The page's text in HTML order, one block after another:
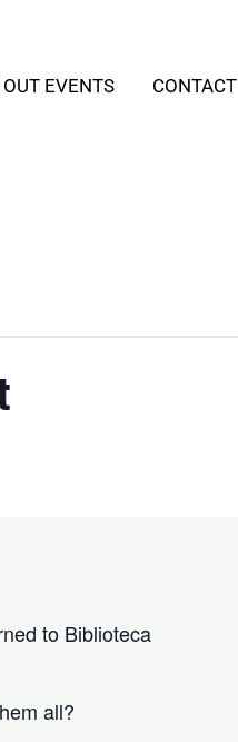
EVENTS CONTACT
to Biblioteca
all?